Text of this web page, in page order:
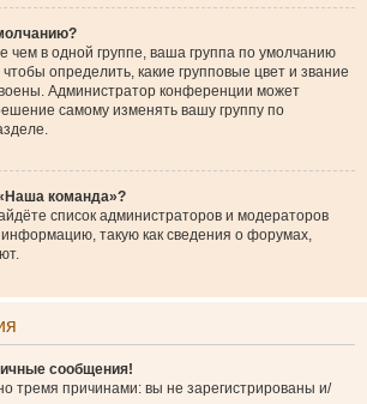
чем в одной группе, ваша группа по умолчанию
чтобы определить, какие групповые цвет и звание
Администратор конференции может
самому изменять вашу группу по
команда»?
список администраторов и модераторов
такую как сведения о форумах,
сообщения!
тремя причинами: вы не зарегистрированы и/